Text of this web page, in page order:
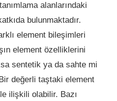
alanlarındaki
bulunmaktadır.
element bileşimleri
element özelliklerini
sentetik ya da sahte mi
değerli taştaki element
ilişkili olabilir. Bazı